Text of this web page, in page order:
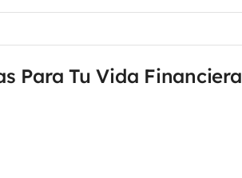
Para Tu Vida Financiera